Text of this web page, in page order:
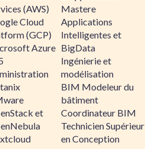
(AWS)
Cloud
(GCP)
Azure
et
Mastere
Applications
Intelligentes et
BigData
Ingénierie et
modélisation
BIM Modeleur du
bâtiment
Coordinateur BIM
Technicien Supérieur
en Conception